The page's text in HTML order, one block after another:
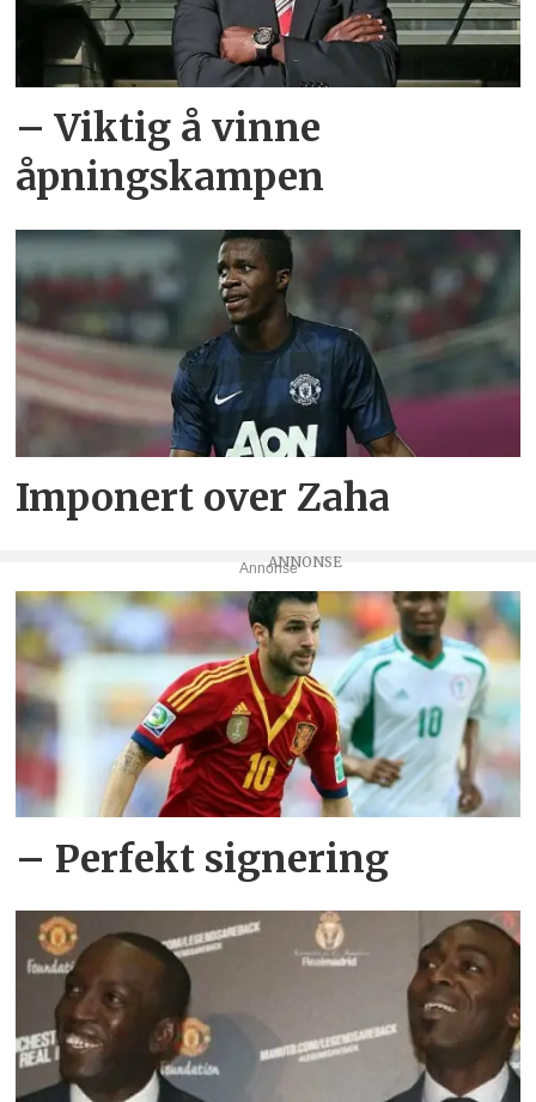
– Viktig å vinne
åpningskampen
Imponert over Zaha
Annonse
– Perfekt signering